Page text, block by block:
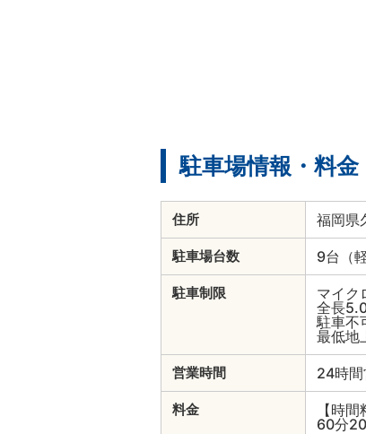
駐車場情報・料金
住所 福岡県
駐車場台数 9台（
駐車制限
マイク
全長
駐車不
最低地
営業時間 24時間
料金
【時間
60分